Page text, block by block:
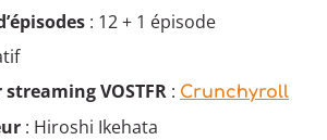
: 12 + 1 épisode
VOSTFR : Crunchyroll
: Hiroshi Ikehata